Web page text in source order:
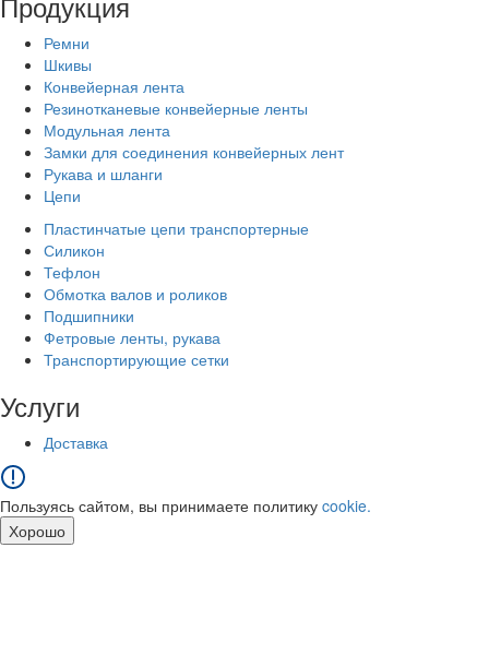
Ремни
Шкивы
Конвейерная лента
Резинотканевые конвейерные ленты
Модульная лента
Замки для соединения конвейерных лент
Рукава и шланги
Цепи
Пластинчатые цепи транспортерные
Силикон
Тефлон
Обмотка валов и роликов
Подшипники
Фетровые ленты, рукава
Транспортирующие сетки
Услуги
Доставка
Пользуясь сайтом, вы принимаете политику cookie.
Хорошо